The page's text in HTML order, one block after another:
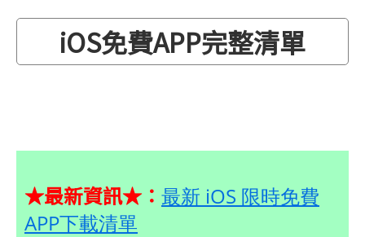
iOS免費APP完整清單
★最新資訊★： 最新 iOS 限時免費
APP下載清單